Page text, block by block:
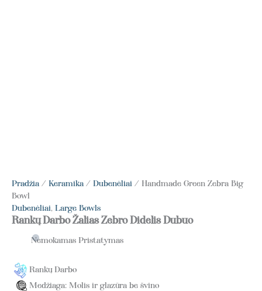
Pradžia / Keramika / Dubenėliai / Handmade Green Zebra Big
Bowl
Dubenėliai, Large Bowls
Rankų Darbo Žalias Zebro Didelis Dubuo
Nemokamas Pristatymas
Rankų Darbo
Medžiaga: Molis ir glazūra be švino